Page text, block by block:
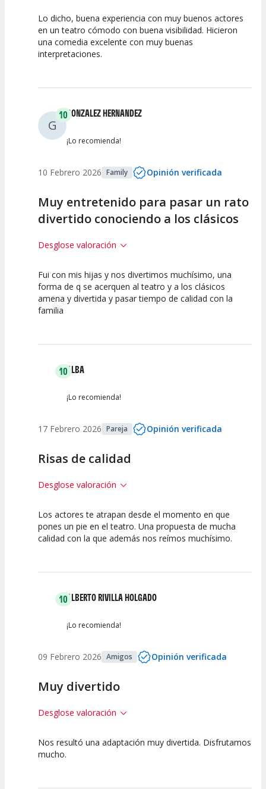
10
Calidad del
Espectáculo
10
Puesta en
Escena
10
Interpretación
Lo dicho, buena experiencia con muy buenos actores
en un teatro cómodo con buena visibilidad. Hicieron
una comedia excelente con muy buenas
interpretaciones.
G
10GONZALEZ HERNANDEZ
¡Lo recomienda!
10 Febrero 2026 Family Opinión verificada
Muy entretenido para pasar un rato
divertido conociendo a los clásicos
Desglose valoración
10
Calidad del
Espectáculo
10
Puesta en
10
Interpretación
Fui con mis hijas y nos divertimos muchísimo, una
forma de q se acerquen al teatro y a los clásicos
amena y divertida y pasar tiempo de calidad con la
familia
10ALBA
¡Lo recomienda!
17 Febrero 2026 Pareja Opinión verificada
Risas de calidad
Desglose valoración
10
Calidad del
10
Puesta en
10
Interpretación
Los actores te atrapan desde el momento en que
pones un pie en el teatro. Una propuesta de mucha
calidad con la que además nos reímos muchísimo.
10ALBERTO RIVILLA HOLGADO
¡Lo recomienda!
09 Febrero 2026 Amigos Opinión verificada
Muy divertido
Desglose valoración
10 10 10
Nos resultó una adaptación muy divertida. Disfrutamos
mucho.